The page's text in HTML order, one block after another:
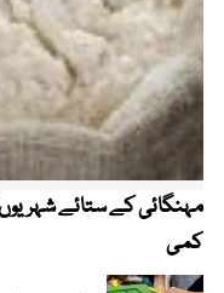
مہنگائی کے ستائے
کمی